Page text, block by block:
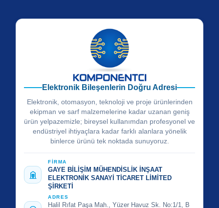
Elektronik Bileşenlerin Doğru Adresi
Elektronik, otomasyon, teknoloji ve proje ürünlerinden
ekipman ve sarf malzemelerine kadar uzanan geniş
ürün yelpazemizle; bireysel kullanımdan profesyonel ve
endüstriyel ihtiyaçlara kadar farklı alanlara yönelik
binlerce ürünü tek noktada sunuyoruz.
FİRMA
GAYE BİLİŞİM MÜHENDİSLİK İNŞAAT
ELEKTRONİK SANAYİ TİCARET LİMİTED
ŞİRKETİ
ADRES
Halil Rıfat Paşa Mah., Yüzer Havuz Sk. No:1/1, B